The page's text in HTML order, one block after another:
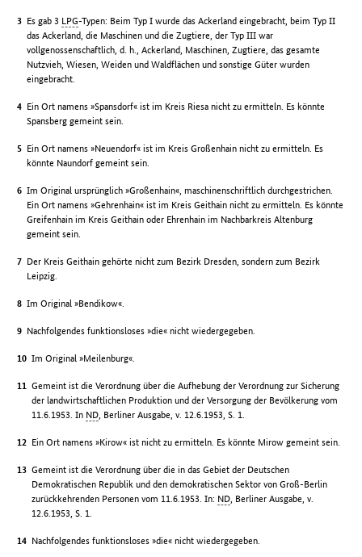
Es gab 3 LPG-Typen: Beim Typ I wurde das Ackerland eingebracht, beim Typ II
das Ackerland, die Maschinen und die Zugtiere, der Typ III war
vollgenossenschaftlich, d. h., Ackerland, Maschinen, Zugtiere, das gesamte
Nutzvieh, Wiesen, Weiden und Waldflächen und sonstige Güter wurden
eingebracht.
Ein Ort namens »Spansdorf« ist im Kreis Riesa nicht zu ermitteln. Es könnte
Spansberg gemeint sein.
Ein Ort namens »Neuendorf« ist im Kreis Großenhain nicht zu ermitteln. Es
könnte Naundorf gemeint sein.
Im Original ursprünglich »Großenhain«, maschinenschriftlich durchgestrichen.
Ein Ort namens »Gehrenhain« ist im Kreis Geithain nicht zu ermitteln. Es könnte
Greifenhain im Kreis Geithain oder Ehrenhain im Nachbarkreis Altenburg
gemeint sein.
Der Kreis Geithain gehörte nicht zum Bezirk Dresden, sondern zum Bezirk
Leipzig.
Im Original »Bendikow«.
Nachfolgendes funktionsloses »die« nicht wiedergegeben.
Im Original »Meilenburg«.
Gemeint ist die Verordnung über die Aufhebung der Verordnung zur Sicherung
der landwirtschaftlichen Produktion und der Versorgung der Bevölkerung vom
11.6.1953. In ND , Berliner Ausgabe, v. 12.6.1953, S. 1.
Ein Ort namens »Kirow« ist nicht zu ermitteln. Es könnte Mirow gemeint sein.
Gemeint ist die Verordnung über die in das Gebiet der Deutschen
Demokratischen Republik und den demokratischen Sektor von Groß-Berlin
zurückkehrenden Personen vom 11.6.1953. In: ND , Berliner Ausgabe, v.
12.6.1953, S. 1.
Nachfolgendes funktionsloses »die« nicht wiedergegeben.